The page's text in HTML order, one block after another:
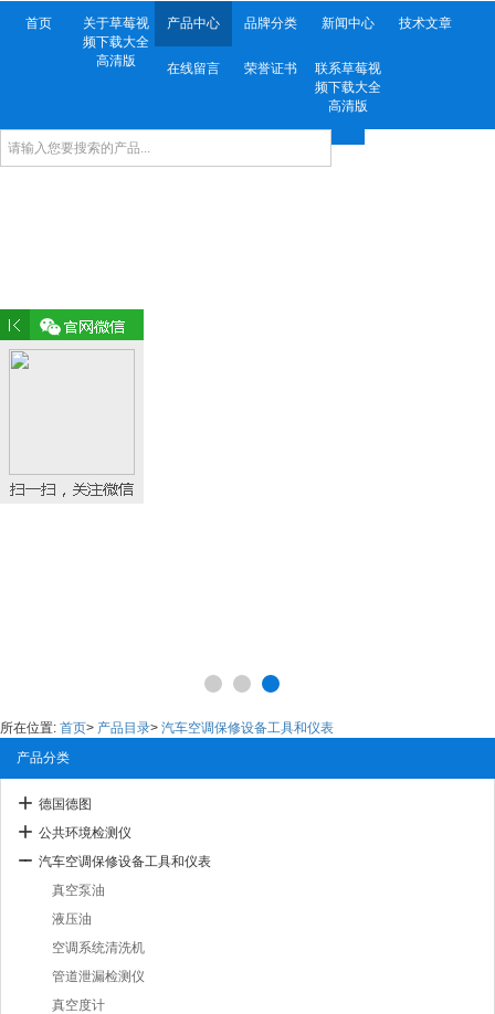
首页
关于草莓视
频下载大全
高清版
产品中心 品牌分类 新闻中心 技术文章
在线留言 荣誉证书
联系草莓视
频下载大全
高清版
所在位置: 首页> 产品目录> 汽车空调保修设备工具和仪表
产品分类
德国德图
公共环境检测仪
汽车空调保修设备工具和仪表
真空泵油
液压油
空调系统清洗机
管道泄漏检测仪
真空度计